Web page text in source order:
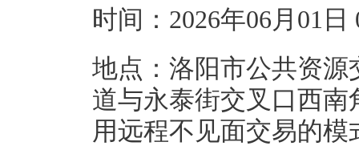
时间：2026年06月01
地点：洛阳市公共资
道与永泰街交叉口西
用远程不见面交易的